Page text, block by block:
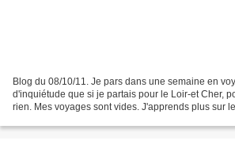
Blog du 08/10/11. Je pars dans une semaine en
d'inquiétude que si je partais pour le Loir-et Cher,
rien. Mes voyages sont vides. J'apprends plus sur